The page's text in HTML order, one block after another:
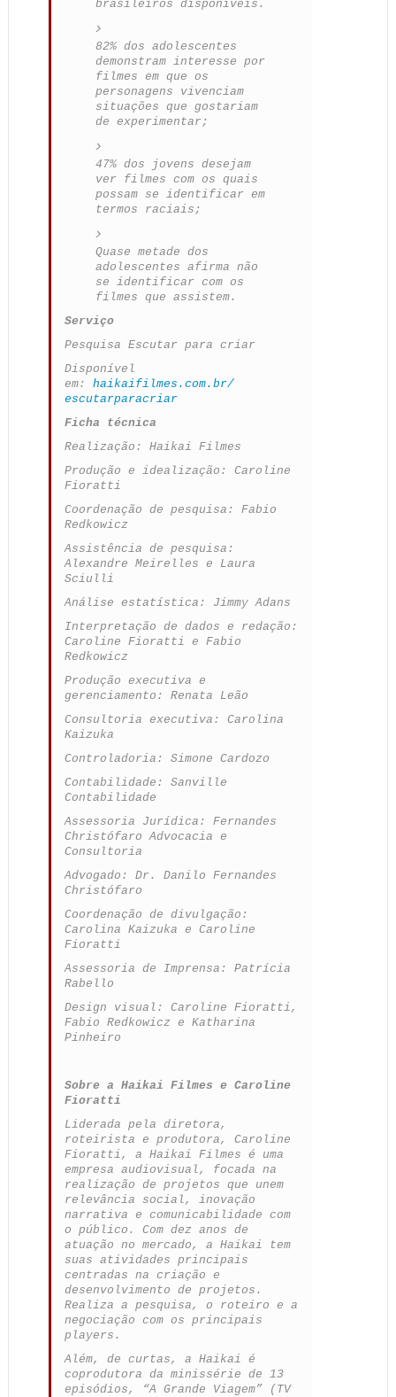
brasileiros disponíveis.
82% dos adolescentes
demonstram interesse por
filmes em que os
personagens vivenciam
situações que gostariam
de experimentar;
47% dos jovens desejam
ver filmes com os quais
possam se identificar em
termos raciais;
Quase metade dos
adolescentes afirma não
se identificar com os
filmes que assistem.
Serviço
Pesquisa Escutar para criar
Disponível
em: haikaifilmes.com.br/
escutarparacriar
Ficha técnica
Realização: Haikai Filmes
Produção e idealização: Caroline
Fioratti
Coordenação de pesquisa: Fabio
Redkowicz
Assistência de pesquisa:
Alexandre Meirelles e Laura
Sciulli
Análise estatística: Jimmy Adans
Interpretação de dados e redação:
Caroline Fioratti e Fabio
Redkowicz
Produção executiva e
gerenciamento: Renata Leão
Consultoria executiva: Carolina
Kaizuka
Controladoria: Simone Cardozo
Contabilidade: Sanville
Contabilidade
Assessoria Jurídica: Fernandes
Christófaro Advocacia e
Consultoria
Advogado: Dr. Danilo Fernandes
Christófaro
Coordenação de divulgação:
Carolina Kaizuka e Caroline
Fioratti
Assessoria de Imprensa: Patrícia
Rabello
Design visual: Caroline Fioratti,
Fabio Redkowicz e Katharina
Pinheiro
Sobre a Haikai Filmes e Caroline
Fioratti
Liderada pela diretora,
roteirista e produtora, Caroline
Fioratti, a Haikai Filmes é uma
empresa audiovisual, focada na
realização de projetos que unem
relevância social, inovação
narrativa e comunicabilidade com
o público. Com dez anos de
atuação no mercado, a Haikai tem
suas atividades principais
centradas na criação e
desenvolvimento de projetos.
Realiza a pesquisa, o roteiro e a
negociação com os principais
players.
Além, de curtas, a Haikai é
coprodutora da minissérie de 13
episódios, “A Grande Viagem” (TV